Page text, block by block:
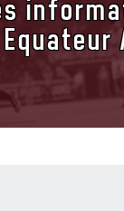
Equateur